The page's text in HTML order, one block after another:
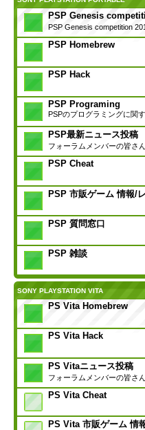
PSP Genesis
PSP Genesis competition
PSP Homebrew
PSP Hack
PSP Programing
PSPのプログラミングに関
PSP最新ニュース投稿
フォーラムメンバーの皆さ
PSP Cheat
PSP 市販ゲーム 情報/
PSP 質問窓口
PSP 雑談
SONY PLAYSTATION VITA
PS Vita Homebrew
PS Vita Hack
PS Vitaニュース投稿
フォーラムメンバーの皆さ
PS Vita Cheat
PS Vita 市販ゲーム 情